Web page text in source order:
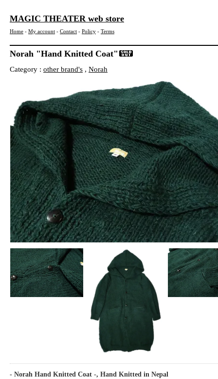
MAGIC THEATER web store
Home - My account - Contact - Policy - Terms
Norah "Hand Knitted Coat"
Category : other brand's , Norah
- Norah Hand Knitted Coat -, Hand Knitted in Nepal